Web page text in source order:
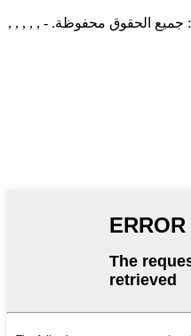
- , , , , ,